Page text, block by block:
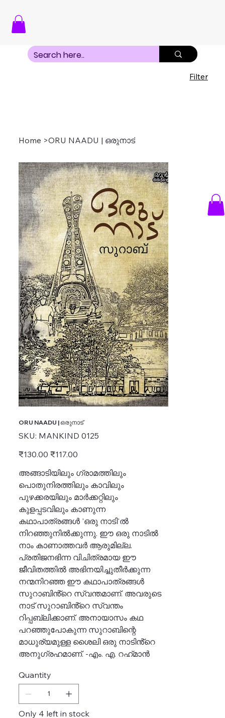
Home >ORU NAADU | ഒരുനാട്
ORU NAADU | ഒരുനാട്
SKU: SKU
MANKIND
MANKIND 0125
Original
price
₹130.00 Sale
price
₹117.00
അങ്ങാടിയിലും ഗ്രാമത്തിലും
പൊതുനിരത്തിലും കാവിലും
പുഴക്കരയിലും മാർക്കറ്റിലും
കുളപ്പടവിലും കാണുന്ന
കഥാപാത്രങ്ങൾ 'ഒരു നാടി'ൽ
നിറഞ്ഞുനിൽക്കുന്നു. ഈ ഒരു നാടിൽ
നാം കാണാത്തവർ ആരുമില്ല.
പ്രതിജനഭിന്ന വിചിത്രമായ ഈ
ജീവിതത്തിൽ അഭിനയിച്ചുതീർക്കുന്ന
നന്മനിറഞ്ഞ ഈ കഥാപാത്രങ്ങൾ
സുറാബിൻ്റെ സ്വന്തമാണ്. അവരുടെ
നാട് സുറാബിൻ്റെ സ്വന്തം
റിപ്പബ്ലിക്കാണ്. അനായാസം കഥ
പറഞ്ഞുപോകുന്ന സുറാബിന്റെ
മാധുര്യമുള്ള ശൈലി ഒരു നാടിൻ്റെ
അനുഗ്രഹമാണ്. -എം. എ. റഹ്‌മാൻ
Quantity
Only 4 left in stock
Filter